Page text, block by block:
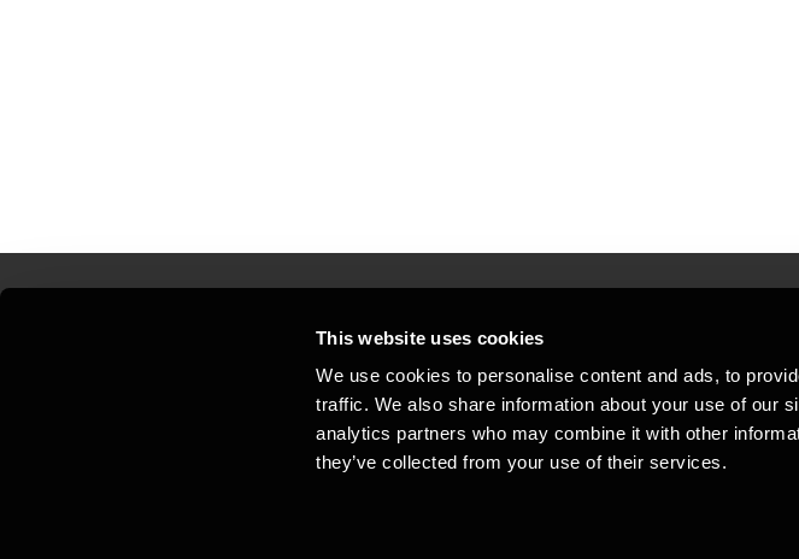
This website uses cookies
We use cookies to personalise content and ads, to
traffic. We also share information about your use of our
analytics partners who may combine it with other
they’ve collected from your use of their services.
Kontorsteder
Juridisk og privatliv
Sitemap
Whistleblower